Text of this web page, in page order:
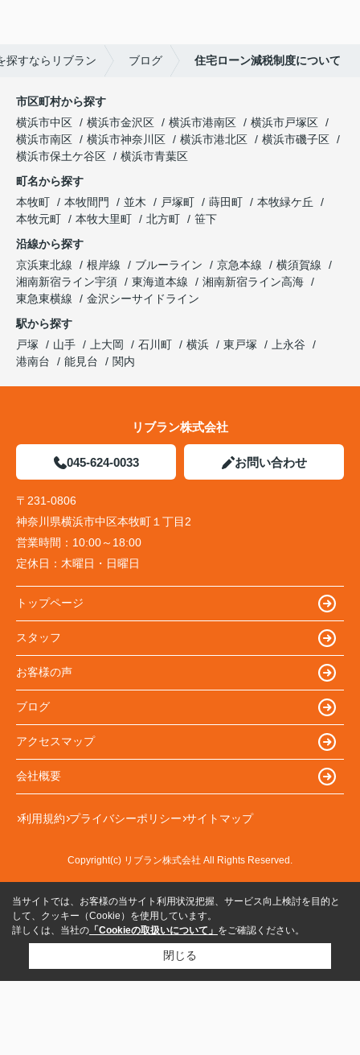
探すならリブラン ブログ 住宅ローン減税制度について
市区町村から探す
横浜市中区
横浜市金沢区 横浜市港南区
横浜市戸塚区
横浜市南区
横浜市神奈川区 横浜市港北区
横浜市磯子区
横浜市保土ケ谷区
横浜市青葉区
町名から探す
本牧町
本牧間門 並木 戸塚町 蒔田町
本牧緑ケ丘
本牧元町
本牧大里町 北方町
笹下
沿線から探す
京浜東北線
根岸線 ブルーライン 京急本線
横須賀線
湘南新宿ライン宇須
東海道本線
湘南新宿ライン高海
東急東横線
金沢シーサイドライン
駅から探す
戸塚
山手 上大岡 石川町 横浜 東戸塚
上永谷
港南台
能見台 関内
リブラン株式会社
045-624-0033 お問い合わせ
〒231-0806
神奈川県横浜市中区本牧町１丁目2
営業時間： 10:00～18:00
定休日： 木曜日・日曜日
トップページ
スタッフ
お客様の声
ブログ
アクセスマップ
会社概要
利用規約 プライバシーポリシー サイトマップ
Copyright(c) リブラン株式会社 All Rights Reserved.
当サイトでは、お客様の当サイト利用状況把握、サービス向上検討を目的と
して、クッキー（Cookie）を使用しています。
詳しくは、当社の 「Cookieの取扱いについて」 をご確認ください。
閉じる